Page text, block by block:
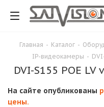
Главная - Каталог -
IP-видеокамеры -
DVI-S155 POE
На сайте опубликованы
цены.